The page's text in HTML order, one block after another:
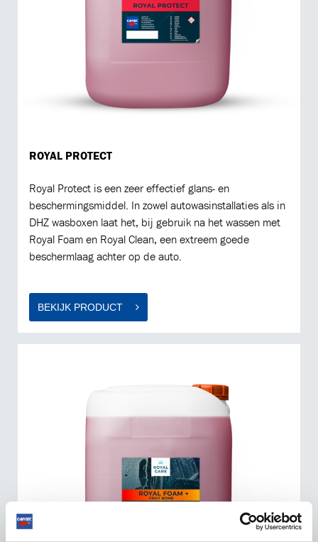
ROYAL PROTECT
Royal Protect is een zeer effectief glans- en
beschermingsmiddel. In zowel autowasinstallaties als in
DHZ wasboxen laat het, bij gebruik na het wassen met
Royal Foam en Royal Clean, een extreem goede
beschermlaag achter op de auto.
BEKIJK PRODUCT